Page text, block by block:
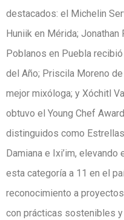
destacados: el Michelin
Huniik en Mérida;
Poblanos en Puebla
del Año; Priscila Moreno
mejor mixóloga; y Xóchitl
obtuvo el Young Chef
distinguidos como
Damiana e Ixi’im,
esta categoría a 11 en el
reconocimiento a
con prácticas sostenibles